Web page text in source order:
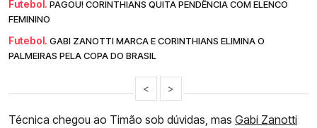
Futebol. PAGOU! CORINTHIANS QUITA PENDÊNCIA COM ELENCO
FEMININO
Futebol. GABI ZANOTTI MARCA E CORINTHIANS ELIMINA O
PALMEIRAS PELA COPA DO BRASIL
< >
Técnica chegou ao Timão sob dúvidas, mas Gabi Zanotti